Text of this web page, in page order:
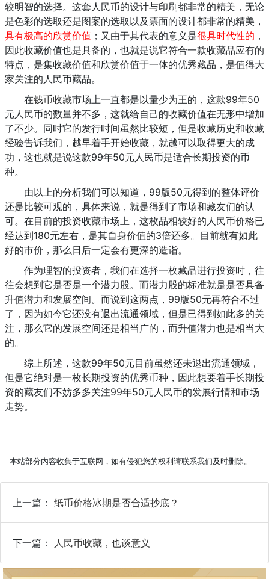
较明智的选择。这套人民币的设计与印刷都非常的精美，无论
是色彩的选取还是图案的选取以及票面的设计都非常的精美，
具有极高的欣赏价值 ；又由于其代表的意义是很具时代性的 ，
因此收藏价值也是具备的，也就是说它符合一款收藏品应有的
特点，是集收藏价值和欣赏价值于一体的优秀藏品，是值得大
家关注的人民币藏品。
在钱币收藏市场上一直都是以量少为王的，这款99年50
元人民币的数量并不多，这就给自己的收藏价值在无形中增加
了不少。同时它的发行时间虽然比较短，但是收藏历史和收藏
经验告诉我们，越早着手开始收藏，就越可以取得更大的成
功，这也就是说这款99年50元人民币是适合长期投资的币
种。
由以上的分析我们可以知道，99版50元得到的整体评价
还是比较可观的，具体来说，就是得到了市场和藏友们的认
可。在目前的投资收藏市场上，这枚品相较好的人民币价格已
经达到180元左右，是其自身价值的3倍还多。目前就有如此
好的市价，那么日后一定会有更深的造诣。
作为理智的投资者，我们在选择一枚藏品进行投资时，往
往会想到它是否是一个潜力股。而潜力股的标准就是是否具备
升值潜力和发展空间。而说到这两点，99版50元再符合不过
了，因为如今它还没有退出流通领域，但是已得到如此多的关
注，那么它的发展空间还是相当广的，而升值潜力也是相当大
的。
综上所述，这款99年50元目前虽然还未退出流通领域，
但是它绝对是一枚长期投资的优秀币种，因此想要着手长期投
资的藏友们不妨多多关注99年50元人民币的发展行情和市场
走势。
本站部分内容收集于互联网，如有侵犯您的权利请联系我们及时删除。
上一篇： 纸币价格冰期是否合适抄底？
下一篇： 人民币收藏，也谈意义